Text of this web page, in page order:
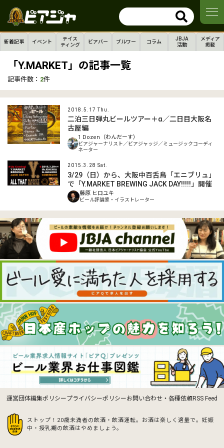
新着記事 イベント
テイス
ティング
ビアバー ブルワー コラム
JBJA
活動
メディア
掲載
「Y.MARKET」の記事一覧
記事件数： 2件
2018.5.17 Thu.
二泊三日弾丸ビールツアー＋α／二日目大阪名
古屋編
1 Dozen（わんだーす）
ビアジャーナリスト／ビアジャッジ／ミュージックコーディ
ネーター
2015.3.28 Sat.
3/29（日）から、大阪中百舌鳥「エニブリュ」
で「Y.MARKET BREWING JACK DAY!!!!!」開催
藤原 ヒロユキ
ビール評論家・イラストレーター
運営団体編集ポリシープライバシーポリシーお問い合わせ・各種依頼RSS Feed
ストップ！20歳未満者の飲酒・飲酒運転。お酒は楽しく適量で。 妊娠
中・授乳期の飲酒はやめましょう。